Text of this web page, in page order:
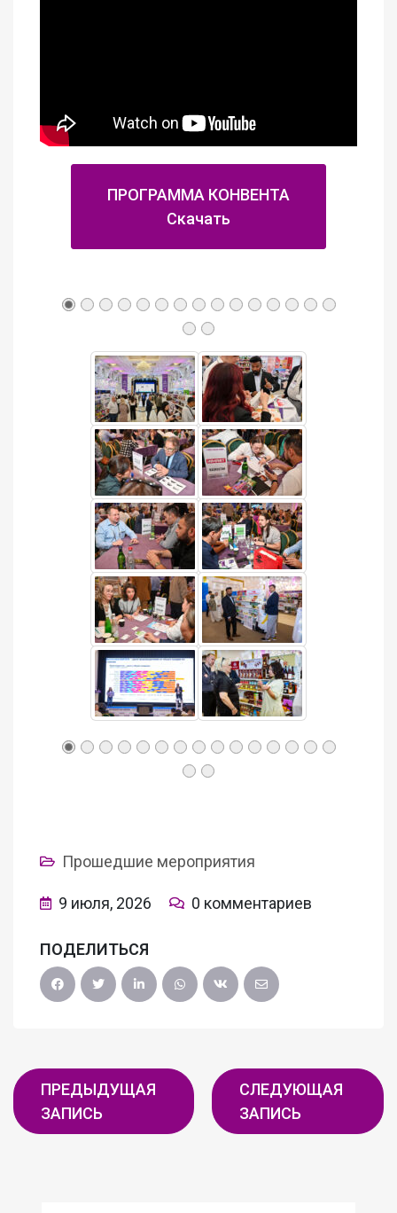
ПРОГРАММА КОНВЕНТА
Скачать
Прошедшие мероприятия
9 июля, 2026 0 комментариев
ПОДЕЛИТЬСЯ
ПРЕДЫДУЩАЯ
ЗАПИСЬ
СЛЕДУЮЩАЯ
ЗАПИСЬ